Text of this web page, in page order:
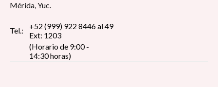
Mérida, Yuc.
Tel.:
+52 (999) 922 8446 al 49
Ext: 1203
(Horario de 9:00 -
14:30 horas)